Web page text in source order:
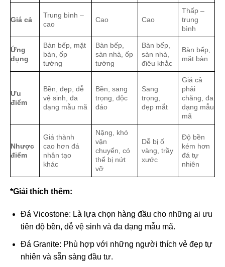
Giá cả
Trung bình –
cao
Cao Cao
Thấp –
trung
bình
Ứng
dụng
Bàn bếp, mặt
bàn, ốp
tường
Bàn bếp,
sàn nhà, ốp
tường
Bàn bếp,
sàn nhà,
điêu khắc
Bàn bếp,
mặt bàn
Ưu
điểm
Bền, đẹp, dễ
vệ sinh, đa
dạng mẫu mã
Bền, sang
trọng, độc
đáo
Sang
trọng,
đẹp mắt
Giá cả
phải
chăng, đa
dạng mẫu
mã
Nhược
điểm
Giá thành
cao hơn đá
nhân tạo
khác
Nặng, khó
vận
chuyển, có
thể bị nứt
vỡ
Dễ bị ố
vàng, trầy
xước
Độ bền
kém hơn
đá tự
nhiên
*Giải thích thêm:
Đá Vicostone: Là lựa chọn hàng đầu cho những ai ưu
tiên độ bền, dễ vệ sinh và đa dạng mẫu mã.
Đá Granite: Phù hợp với những người thích vẻ đẹp tự
nhiên và sẵn sàng đầu tư.